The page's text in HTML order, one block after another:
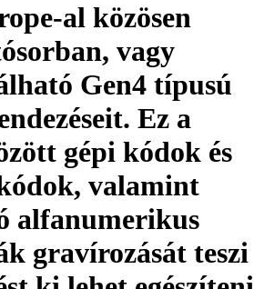
al közösen
vagy
Gen4 típusú
Ez a
gépi kódok és
valamint
alfanumerikus
gravírozását teszi